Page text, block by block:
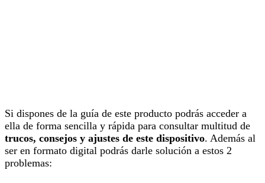
Si dispones de la guía de este producto podrás acceder a
ella de forma sencilla y rápida para consultar multitud de
trucos, consejos y ajustes de este dispositivo. Además al
ser en formato digital podrás darle solución a estos 2
problemas: